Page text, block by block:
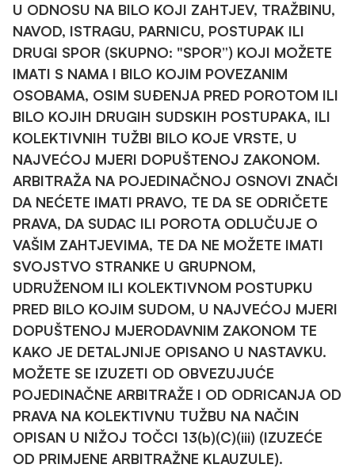
U ODNOSU NA BILO KOJI ZAHTJEV, TRAŽBINU,
NAVOD, ISTRAGU, PARNICU, POSTUPAK ILI
DRUGI SPOR (SKUPNO: "SPOR”) KOJI MOŽETE
IMATI S NAMA I BILO KOJIM POVEZANIM
OSOBAMA, OSIM SUĐENJA PRED POROTOM ILI
BILO KOJIH DRUGIH SUDSKIH POSTUPAKA, ILI
KOLEKTIVNIH TUŽBI BILO KOJE VRSTE, U
NAJVEĆOJ MJERI DOPUŠTENOJ ZAKONOM.
ARBITRAŽA NA POJEDINAČNOJ OSNOVI ZNAČI
DA NEĆETE IMATI PRAVO, TE DA SE ODRIČETE
PRAVA, DA SUDAC ILI POROTA ODLUČUJE O
VAŠIM ZAHTJEVIMA, TE DA NE MOŽETE IMATI
SVOJSTVO STRANKE U GRUPNOM,
UDRUŽENOM ILI KOLEKTIVNOM POSTUPKU
PRED BILO KOJIM SUDOM, U NAJVEĆOJ MJERI
DOPUŠTENOJ MJERODAVNIM ZAKONOM TE
KAKO JE DETALJNIJE OPISANO U NASTAVKU.
MOŽETE SE IZUZETI OD OBVEZUJUĆE
POJEDINAČNE ARBITRAŽE I OD ODRICANJA OD
PRAVA NA KOLEKTIVNU TUŽBU NA NAČIN
OPISAN U NIŽOJ TOČCI 13(b)(C)(iii) (IZUZEĆE
OD PRIMJENE ARBITRAŽNE KLAUZULE).